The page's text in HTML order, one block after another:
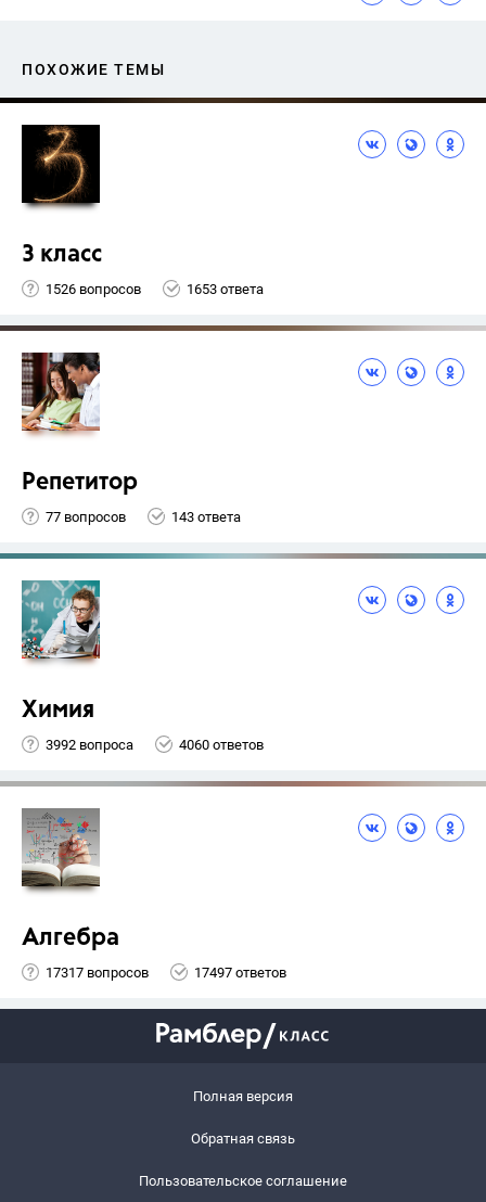
ПОХОЖИЕ ТЕМЫ
3 класс
1526 вопросов 1653 ответа
Репетитор
77 вопросов 143 ответа
Химия
3992 вопроса 4060 ответов
Алгебра
17317 вопросов 17497 ответов
Полная версия
Обратная связь
Пользовательское соглашение